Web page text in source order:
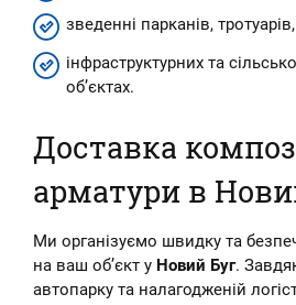
зведенні парканів,
інфраструктурних та
об’єктах.
Доставка
арматури в
Ми організуємо швидку та
на ваш об’єкт у Новий Буг.
автопарку та налагодженій